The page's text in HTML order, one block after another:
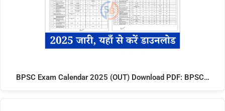
BPSC Exam Calendar 2025 (OUT) Download PDF: BPSC…